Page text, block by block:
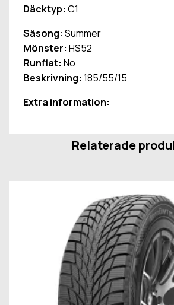
Däcktyp: C1
Säsong: Summer
Mönster: HS52
Runflat: No
Beskrivning: 185/55/15
Extra information: